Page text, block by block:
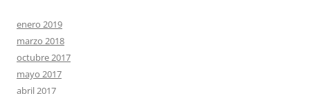
d
s
enero 2019
marzo 2018
octubre 2017
mayo 2017
abril 2017